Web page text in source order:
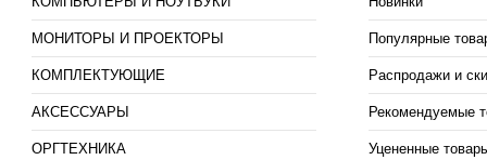
МОНИТОРЫ И ПРОЕКТОРЫ
КОМПЛЕКТУЮЩИЕ
АКСЕССУАРЫ
ОРГТЕХНИКА
Популярные
Распродажи и
Рекомендуемые
Уцененные